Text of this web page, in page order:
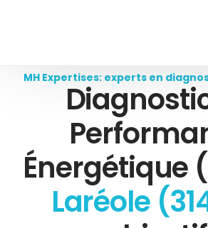
MH Expertises: experts en
Énergétique
Laréole